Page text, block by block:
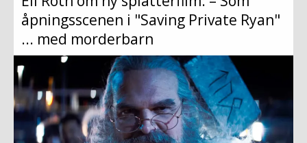
åpningsscenen i "Saving Private Ryan"
... med morderbarn